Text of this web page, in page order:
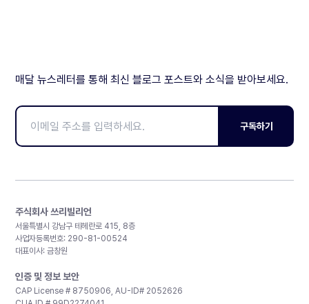
매달 뉴스레터를 통해 최신 블로그 포스트와 소식을 받아보세요.
구독하기
주식회사 쓰리빌리언
서울특별시 강남구 테헤란로 415, 8층
사업자등록번호: 290-81-00524
대표이사: 금창원
인증 및 정보 보안
CAP License # 8750906, AU-ID# 2052626